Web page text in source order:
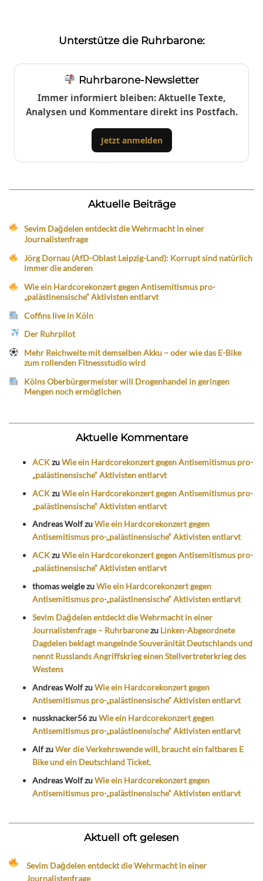
Unterstütze die Ruhrbarone:
Ruhrbarone-Newsletter
Immer informiert bleiben: Aktuelle Texte,
Analysen und Kommentare direkt ins Postfach.
Jetzt anmelden
Aktuelle Beiträge
Sevim Dağdelen entdeckt die Wehrmacht in einer
Journalistenfrage
Jörg Dornau (AfD-Oblast Leipzig-Land): Korrupt sind natürlich
immer die anderen
Wie ein Hardcorekonzert gegen Antisemitismus pro-
„palästinensische“ Aktivisten entlarvt
Coffins live in Köln
Der Ruhrpilot
Mehr Reichweite mit demselben Akku – oder wie das E-Bike
zum rollenden Fitnessstudio wird
Kölns Oberbürgermeister will Drogenhandel in geringen
Mengen noch ermöglichen
Aktuelle Kommentare
ACKzuWie ein Hardcorekonzert gegen Antisemitismus pro-
„palästinensische“ Aktivisten entlarvt
ACKzuWie ein Hardcorekonzert gegen Antisemitismus pro-
„palästinensische“ Aktivisten entlarvt
Andreas WolfzuWie ein Hardcorekonzert gegen
Antisemitismus pro-„palästinensische“ Aktivisten entlarvt
ACKzuWie ein Hardcorekonzert gegen Antisemitismus pro-
„palästinensische“ Aktivisten entlarvt
thomas weiglezuWie ein Hardcorekonzert gegen
Antisemitismus pro-„palästinensische“ Aktivisten entlarvt
Sevim Dağdelen entdeckt die Wehrmacht in einer
Journalistenfrage – Ruhrbaronezu Linken-Abgeordnete
Dagdelen beklagt mangelnde Souveränität Deutschlands und
nennt Russlands Angriffskrieg einen Stellvertreterkrieg des
Westens
Andreas WolfzuWie ein Hardcorekonzert gegen
Antisemitismus pro-„palästinensische“ Aktivisten entlarvt
nussknacker56zuWie ein Hardcorekonzert gegen
Antisemitismus pro-„palästinensische“ Aktivisten entlarvt
AlfzuWer die Verkehrswende will, braucht ein faltbares E
Bike und ein Deutschland Ticket.
Andreas WolfzuWie ein Hardcorekonzert gegen
Antisemitismus pro-„palästinensische“ Aktivisten entlarvt
Aktuell oft gelesen
Sevim Dağdelen entdeckt die Wehrmacht in einer
Journalistenfrage